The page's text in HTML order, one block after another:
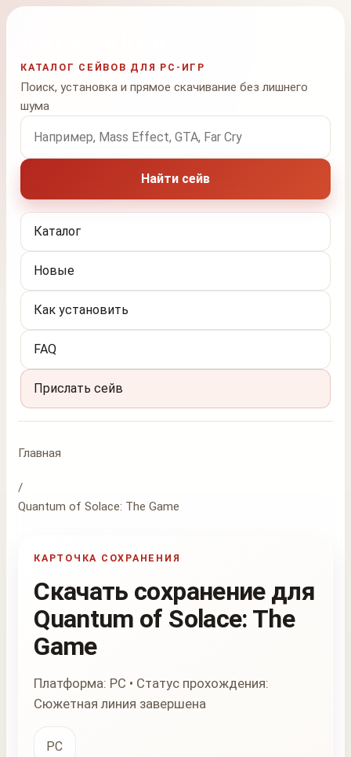
КАТАЛОГ СЕЙВОВ ДЛЯ PC-ИГР
Поиск, установка и прямое скачивание без лишнего
шума
Поиск по названию игры
Найти сейв
Каталог
Новые
Как установить
FAQ
Прислать сейв
Главная
/
Quantum of Solace: The Game
КАРТОЧКА СОХРАНЕНИЯ
Скачать сохранение для
Quantum of Solace: The
Game
Платформа: PC • Статус прохождения:
Сюжетная линия завершена
PC